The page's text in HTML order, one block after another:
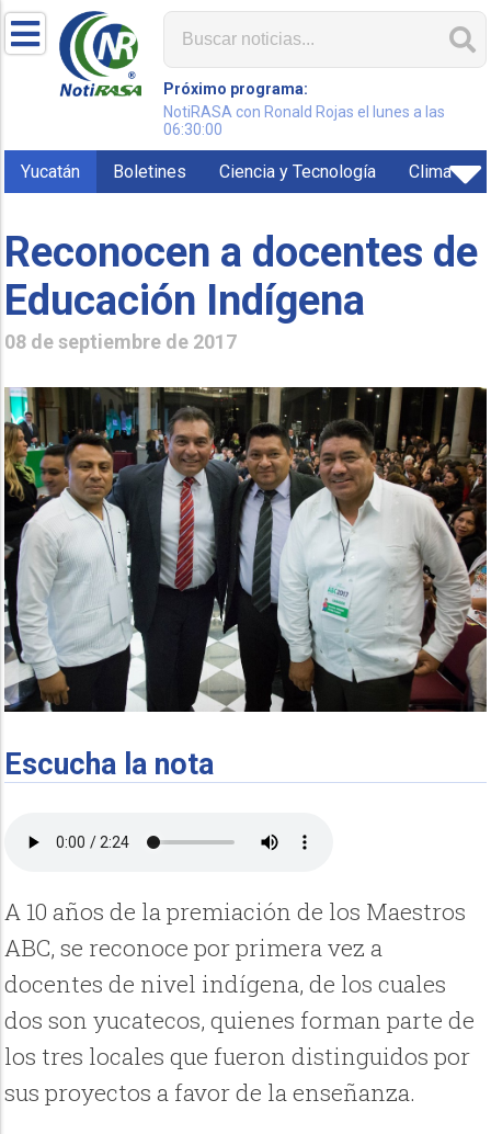
Próximo programa:
NotiRASA con Ronald Rojas el lunes a las
06:30:00
Yucatán Boletines Ciencia y Tecnología Clima
Reconocen a docentes de
Educación Indígena
08 de septiembre de 2017
Escucha la nota
A 10 años de la premiación de los Maestros
ABC, se reconoce por primera vez a
docentes de nivel indígena, de los cuales
dos son yucatecos, quienes forman parte de
los tres locales que fueron distinguidos por
sus proyectos a favor de la enseñanza.